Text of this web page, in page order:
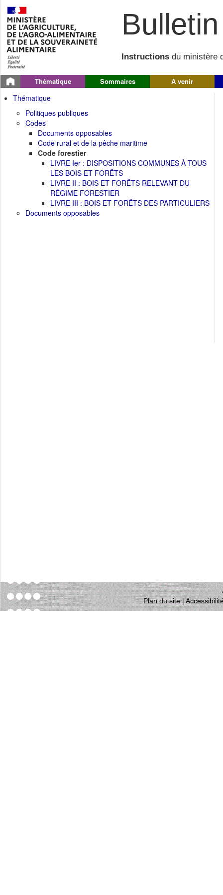
Instructions du ministère
Thématique Sommaires A venir
Thématique
Politiques publiques
Codes
Documents opposables
Code rural et de la pêche maritime
Code forestier
LIVRE Ier : DISPOSITIONS COMMUNES À TOUS
LES BOIS ET FORÊTS
LIVRE II : BOIS ET FORÊTS RELEVANT DU
RÉGIME FORESTIER
LIVRE III : BOIS ET FORÊTS DES PARTICULIERS
Documents opposables
Plan du site|